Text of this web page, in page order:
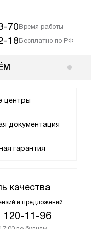
70Время работы
18Бесплатно по РФ
центры
документация
гарантия
качества
и предложений:
120-11-96